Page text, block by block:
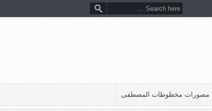
مصورات مخطوطات المصطفى